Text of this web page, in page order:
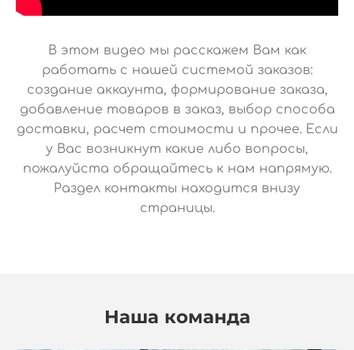
В этом видео мы расскажем Вам как
работать с нашей системой заказов:
создание аккаунта, формирование заказа,
добавление товаров в заказ, выбор способа
доставки, расчет стоимости и прочее. Если
у Вас возникнут какие либо вопросы,
пожалуйста обращайтесь к нам напрямую.
Раздел контакты находится внизу
страницы.
Наша команда